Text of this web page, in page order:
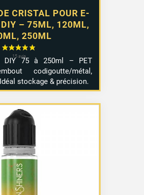
CRISTAL POUR E-
DIY – 75ML, 120ML,
250ML
DIY 75 à 250ml – PET
codigoutte/métal,
stockage & précision.